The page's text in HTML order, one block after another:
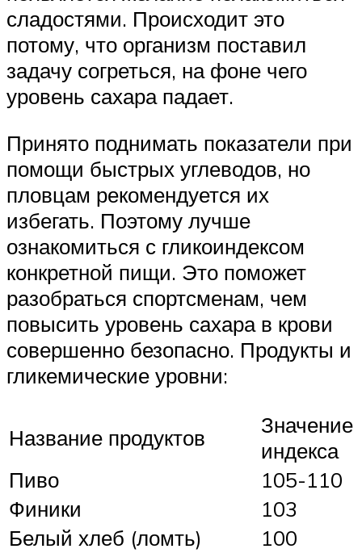
сладостями. Происходит это
потому, что организм поставил
задачу согреться, на фоне чего
уровень сахара падает.
Принято поднимать показатели при
помощи быстрых углеводов, но
пловцам рекомендуется их
избегать. Поэтому лучше
ознакомиться с гликоиндексом
конкретной пищи. Это поможет
разобраться спортсменам, чем
повысить уровень сахара в крови
совершенно безопасно. Продукты и
гликемические уровни:
Название продуктов
Значение
индекса
Пиво
105-110
Финики
103
Белый хлеб (ломть)
100